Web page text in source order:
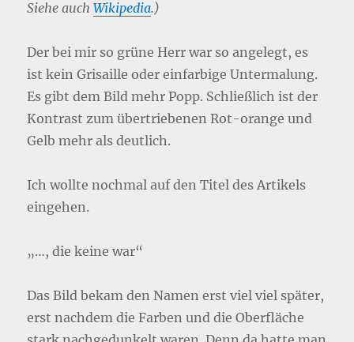
Siehe auchWikipedia.)
Der bei mir so grüne Herr war so angelegt, es
ist kein Grisaille oder einfarbige Untermalung.
Es gibt dem Bild mehr Popp. Schließlich ist der
Kontrast zum übertriebenen Rot-orange und
Gelb mehr als deutlich.
Ich wollte nochmal auf den Titel des Artikels
eingehen.
„…, die keine war“
Das Bild bekam den Namen erst viel viel später,
erst nachdem die Farben und die Oberfläche